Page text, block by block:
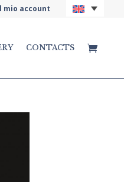
mio account
CONTACTS